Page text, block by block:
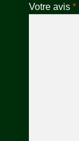
Votre avis *